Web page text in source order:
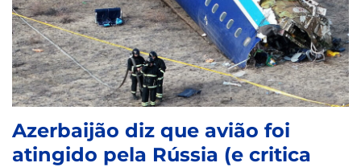
Azerbaijão diz que avião foi
atingido pela Rússia (e critica